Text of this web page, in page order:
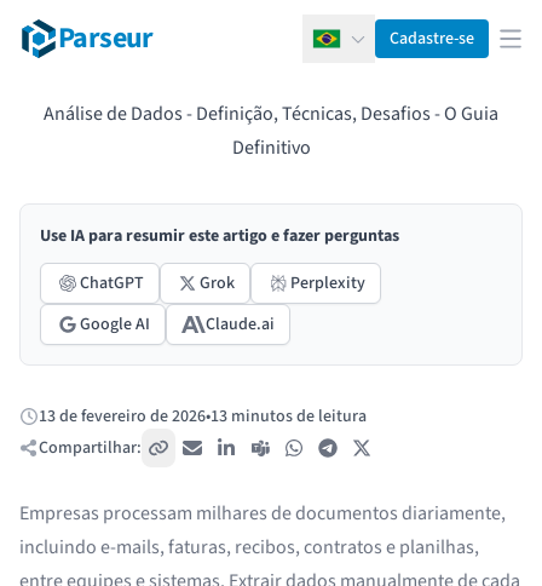
Parseur PortuguêsCadastre-se
Análise de Dados - Definição, Técnicas, Desafios - O Guia
Definitivo
Use IA para resumir este artigo e fazer perguntas
ChatGPT
Grok
Perplexity
Google AI
Claude.ai
Publicado:
13 de fevereiro de 2026•13 minutos de leitura
Compartilhar:
Copiar link
E-mail LinkedIn
Teams WhatsAppTelegram
Empresas processam milhares de documentos diariamente,
incluindo e-mails, faturas, recibos, contratos e planilhas,